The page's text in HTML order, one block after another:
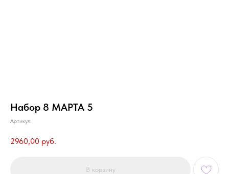
Набор 8 МАРТА 5
Артикул:
2960,00 руб.
В корзину